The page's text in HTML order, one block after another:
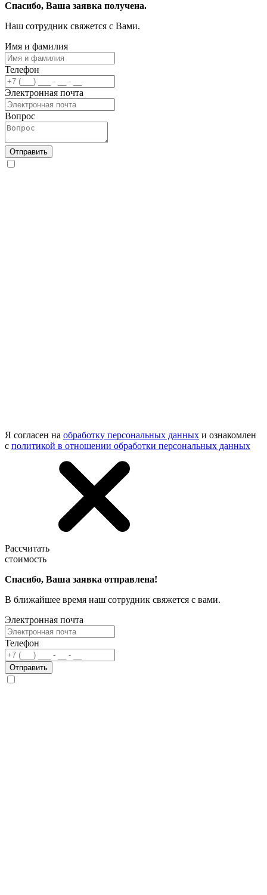
Спасибо, Ваша заявка получена.
Наш сотрудник свяжется с Вами.
Имя и фамилия
Телефон
Электронная почта
Вопрос
Отправить
Я согласен на обработку персональных данных и ознакомлен
с политикой в отношении обработки персональных данных
Рассчитать
стоимость
Спасибо, Ваша заявка отправлена!
В ближайшее время наш сотрудник свяжется с вами.
Электронная почта
Телефон
Отправить